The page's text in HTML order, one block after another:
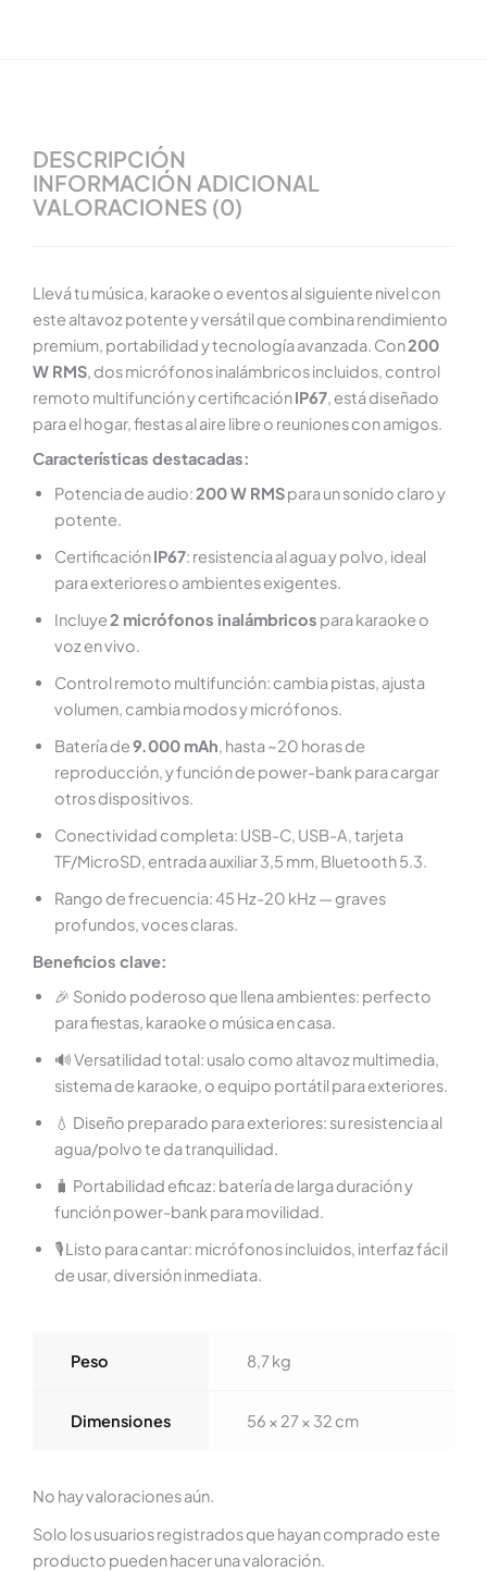
DESCRIPCIÓN
INFORMACIÓN ADICIONAL
VALORACIONES (0)
Llevá tu música, karaoke o eventos al siguiente nivel con
este altavoz potente y versátil que combina rendimiento
premium, portabilidad y tecnología avanzada. Con200
W RMS, dos micrófonos inalámbricos incluidos, control
remoto multifunción y certificaciónIP67, está diseñado
para el hogar, fiestas al aire libre o reuniones con amigos.
Características destacadas:
Potencia de audio:200 W RMSpara un sonido claro y
potente.
CertificaciónIP67: resistencia al agua y polvo, ideal
para exteriores o ambientes exigentes.
Incluye2 micrófonos inalámbricos para karaoke o
voz en vivo.
Control remoto multifunción: cambia pistas, ajusta
volumen, cambia modos y micrófonos.
Batería de9.000 mAh, hasta ~20 horas de
reproducción, y función de power-bank para cargar
otros dispositivos.
Conectividad completa: USB-C, USB-A, tarjeta
TF/MicroSD, entrada auxiliar 3,5 mm, Bluetooth 5.3.
Rango de frecuencia: 45 Hz-20 kHz — graves
profundos, voces claras.
Beneficios clave:
🎉 Sonido poderoso que llena ambientes: perfecto
para fiestas, karaoke o música en casa.
🔊 Versatilidad total: usalo como altavoz multimedia,
sistema de karaoke, o equipo portátil para exteriores.
💧 Diseño preparado para exteriores: su resistencia al
agua/polvo te da tranquilidad.
🧳 Portabilidad eficaz: batería de larga duración y
función power-bank para movilidad.
🎙 Listo para cantar: micrófonos incluidos, interfaz fácil
de usar, diversión inmediata.
Peso 8,7 kg
Dimensiones 56 × 27 × 32 cm
No hay valoraciones aún.
Solo los usuarios registrados que hayan comprado este
producto pueden hacer una valoración.